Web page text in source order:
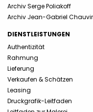
Archiv Serge Poliakoff
Archiv Jean-Gabriel
DIENSTLEISTUNGEN
Authentizität
Rahmung
Lieferung
Verkaufen & Schätzen
Leasing
Druckgrafik-Leitfaden